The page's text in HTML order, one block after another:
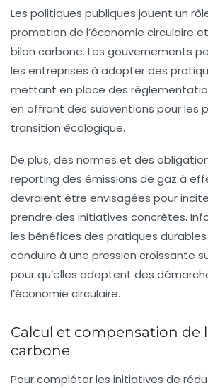
Les politiques publiques jouent un
promotion de l’économie circulaire
bilan carbone. Les gouvernements
les entreprises à adopter des
mettant en place des
en offrant des subventions pour les
transition écologique.
De plus, des normes et des
reporting des émissions de gaz à
devraient être envisagées pour
prendre des initiatives concrètes.
les bénéfices des pratiques
conduire à une pression croissante
pour qu’elles adoptent des
l’économie circulaire.
Calcul et compensation de
carbone
Pour compléter les initiatives de